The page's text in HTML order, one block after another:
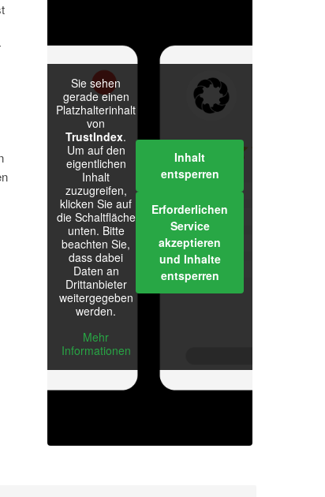
Sie sehen
gerade einen
Platzhalterinhalt
von
TrustIndex.
Um auf den
eigentlichen
Inhalt
zuzugreifen,
klicken Sie auf
die Schaltfläche
unten. Bitte
beachten Sie,
dass dabei
Daten an
Drittanbieter
weitergegeben
werden.
Mehr
Informationen
Inhalt
entsperren
Erforderlichen
Service
akzeptieren
und Inhalte
entsperren